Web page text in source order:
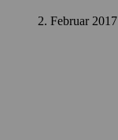
2. Februar 2017